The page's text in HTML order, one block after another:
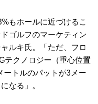
もホールに近づけるこ
ゴルフのマーケティン
ルキ氏。「ただ、フロ
テクノロジー（重心位置
ートルのパットが3メー
なる」。